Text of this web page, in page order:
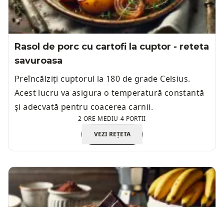
Rasol de porc cu cartofi la cuptor - reteta
savuroasa
Preîncălziți cuptorul la 180 de grade Celsius.
Acest lucru va asigura o temperatură constantă
și adecvată pentru coacerea carnii.
2 ORE-MEDIU-4 PORTII
VEZI REȚETA